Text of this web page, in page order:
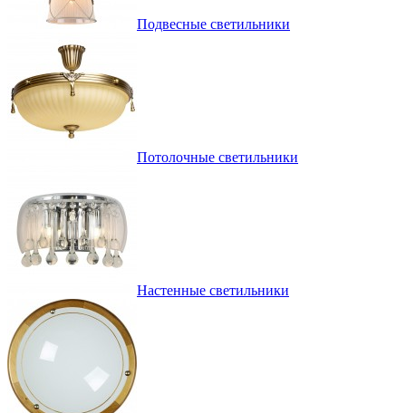
Подвесные светильники
Потолочные светильники
Настенные светильники